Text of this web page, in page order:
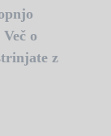
o
z